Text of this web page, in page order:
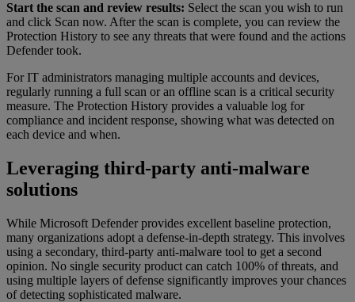
Start the scan and review results: Select the scan you wish to run
and click Scan now. After the scan is complete, you can review the
Protection History to see any threats that were found and the actions
Defender took.
For IT administrators managing multiple accounts and devices,
regularly running a full scan or an offline scan is a critical security
measure. The Protection History provides a valuable log for
compliance and incident response, showing what was detected on
each device and when.
Leveraging third-party anti-malware
solutions
While Microsoft Defender provides excellent baseline protection,
many organizations adopt a defense-in-depth strategy. This involves
using a secondary, third-party anti-malware tool to get a second
opinion. No single security product can catch 100% of threats, and
using multiple layers of defense significantly improves your chances
of detecting sophisticated malware.